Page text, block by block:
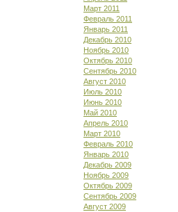
Март 2011
Февраль 2011
Январь 2011
Декабрь 2010
Ноябрь 2010
Октябрь 2010
Сентябрь 2010
Август 2010
Июль 2010
Июнь 2010
Май 2010
Апрель 2010
Март 2010
Февраль 2010
Январь 2010
Декабрь 2009
Ноябрь 2009
Октябрь 2009
Сентябрь 2009
Август 2009